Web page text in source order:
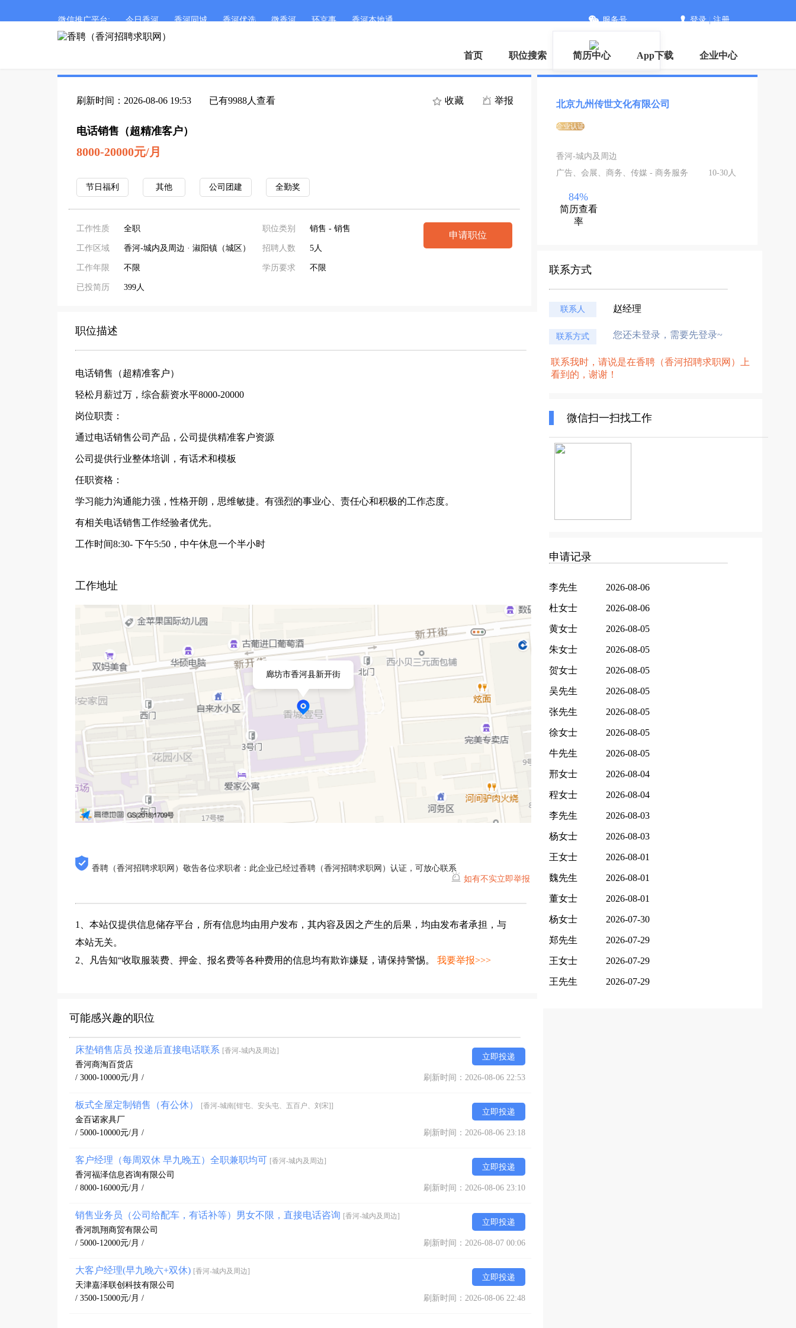
微信推广平台: 今日香河 香河同城 香河优选 微香河 环京事 香河本地通 服务号 登录|注册
首页 职位搜索 简历中心 App下载 企业中心
刷新时间：2026-08-06 19:53 已有9988人查看 收藏 举报
电话销售（超精准客户）
8000-20000元/月
节日福利 其他 公司团建 全勤奖
工作性质 全职
工作区域 香河-城内及周边 · 淑阳镇（城区）
工作年限 不限
已投简历 399人
职位类别 销售 - 销售
招聘人数 5人
学历要求 不限
申请职位
职位描述
电话销售（超精准客户）
轻松月薪过万，综合薪资水平8000-20000
岗位职责：
通过电话销售公司产品，公司提供精准客户资源
公司提供行业整体培训，有话术和模板
任职资格：
学习能力沟通能力强，性格开朗，思维敏捷。有强烈的事业心、责任心和积极的工作态度。
有相关电话销售工作经验者优先。
工作时间8:30- 下午5:50，中午休息一个半小时
工作地址
廊坊市香河县新开街
香聘（香河招聘求职网）敬告各位求职者：此企业已经过香聘（香河招聘求职网）认证，可放心联系
如有不实立即举报
1、本站仅提供信息储存平台，所有信息均由用户发布，其内容及因之产生的后果，均由发布者承担，与
本站无关。
2、凡告知“收取服装费、押金、报名费等各种费用的信息均有欺诈嫌疑，请保持警惕。 我要举报>>>
可能感兴趣的职位
床垫销售店员 投递后直接电话联系 [香河-城内及周边]
立即投递
香河商淘百货店
/ 3000-10000元/月 /
刷新时间：2026-08-06 22:53
板式全屋定制销售（有公休） [香河-城南[钳屯、安头屯、五百户、刘宋]]
立即投递
金百诺家具厂
/ 5000-10000元/月 /
刷新时间：2026-08-06 23:18
客户经理（每周双休 早九晚五）全职兼职均可 [香河-城内及周边]
立即投递
香河福泽信息咨询有限公司
/ 8000-16000元/月 /
刷新时间：2026-08-06 23:10
销售业务员（公司给配车，有话补等）男女不限，直接电话咨询 [香河-城内及周边]
立即投递
香河凯翔商贸有限公司
/ 5000-12000元/月 /
刷新时间：2026-08-07 00:06
大客户经理(早九晚六+双休) [香河-城内及周边]
立即投递
天津嘉泽联创科技有限公司
/ 3500-15000元/月 /
刷新时间：2026-08-06 22:48
北京九州传世文化有限公司
企业认证
香河-城内及周边
广告、会展、商务、传媒 - 商务服务
10-30人
84%
简历查看
率
联系方式
联系人 赵经理
联系方式 您还未登录，需要先登录~
联系我时，请说是在香聘（香河招聘求职网）上
看到的，谢谢！
微信扫一扫找工作
申请记录
李先生 2026-08-06
杜女士 2026-08-06
黄女士 2026-08-05
朱女士 2026-08-05
贺女士 2026-08-05
吴先生 2026-08-05
张先生 2026-08-05
徐女士 2026-08-05
牛先生 2026-08-05
邢女士 2026-08-04
程女士 2026-08-04
李先生 2026-08-03
杨女士 2026-08-03
王女士 2026-08-01
魏先生 2026-08-01
董女士 2026-08-01
杨女士 2026-07-30
郑先生 2026-07-29
王女士 2026-07-29
王先生 2026-07-29